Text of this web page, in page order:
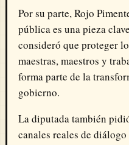
Por su parte, Rojo
pública es una pieza
consideró que proteger
maestras, maestros y
forma parte de la
gobierno.
La diputada también
canales reales de